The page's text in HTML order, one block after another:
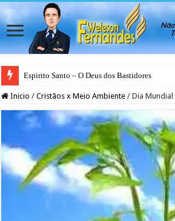
Espirito Santo – O Deus dos Bastidores
Inicio / Cristãos x Meio Ambiente / Dia